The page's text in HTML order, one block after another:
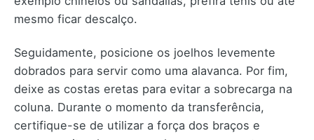
mesmo ficar descalço.
Seguidamente, posicione os joelhos levemente
dobrados para servir como uma alavanca. Por fim,
deixe as costas eretas para evitar a sobrecarga na
coluna. Durante o momento da transferência,
certifique-se de utilizar a força dos braços e